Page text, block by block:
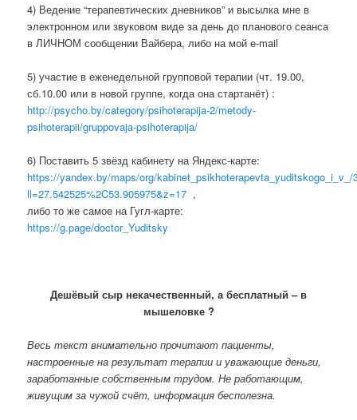
4) Ведение “терапевтических дневников” и высылка мне в
электронном или звуковом виде за день до планового сеанса
в ЛИЧНОМ сообщении Вайбера, либо на мой e-mail
5) участие в еженедельной групповой терапии (чт. 19.00,
сб.10.00 или в новой группе, когда она стартанёт) :
http://psycho.by/category/psihoterapija-2/metody-
psihoterapii/gruppovaja-psihoterapija/
6) Поставить 5 звёзд кабинету на Яндекс-карте:
https://yandex.by/maps/org/kabinet_psikhoterapevta_yuditskogo_i_v_/
ll=27.542525%2C53.905975&z=17 ,
либо то же самое на Гугл-карте:
https://g.page/doctor_Yuditsky
Дешёвый сыр некачественный, а бесплатный – в
мышеловке ?
Весь текст внимательно прочитают пациенты,
настроенные на результат терапии и уважающие деньги,
заработанные собственным трудом. Не работающим,
живущим за чужой счёт, информация бесполезна.